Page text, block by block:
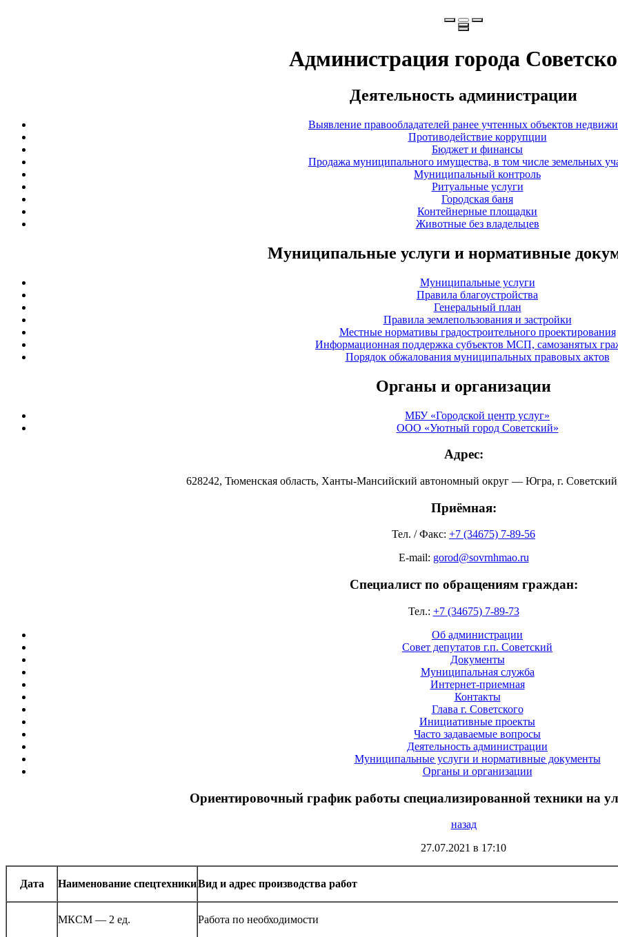
Администрация города
Деятельность администрации
Выявление правообладателей ранее учтенных объектов
Противодействие коррупции
Бюджет и финансы
Продажа муниципального имущества, в том числе земельных
Муниципальный контроль
Ритуальные услуги
Городская баня
Контейнерные площадки
Животные без владельцев
Муниципальные услуги и нормативные
Муниципальные услуги
Правила благоустройства
Генеральный план
Правила землепользования и застройки
Местные нормативы градостроительного проектирования
Информационная поддержка субъектов МСП, самозанятых
Порядок обжалования муниципальных правовых актов
Органы и организации
МБУ «Городской центр услуг»
ООО «Уютный город Советский»
Адрес:
628242, Тюменская область, Ханты-Мансийский автономный округ — Югра, г.
Приёмная:
Тел. / Факс: +7 (34675) 7-89-56
E-mail: gorod@sovrnhmao.ru
Специалист по обращениям граждан:
Тел.: +7 (34675) 7-89-73
Об администрации
Совет депутатов г.п. Советский
Документы
Муниципальная служба
Интернет-приемная
Контакты
Глава г. Советского
Инициативные проекты
Часто задаваемые вопросы
Деятельность администрации
Муниципальные услуги и нормативные документы
Органы и организации
Ориентировочный график работы специализированной техники на
назад
27.07.2021 в 17:10
Дата Наименование спецтехникиВид и адрес производства работ
МКСМ — 2 ед. Работа по необходимости